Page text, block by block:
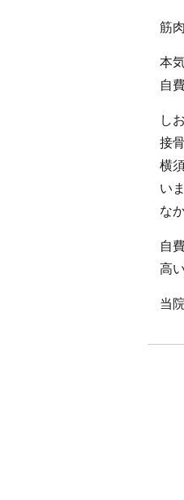
筋
本
自
し
接
横
い
な
自
高
当